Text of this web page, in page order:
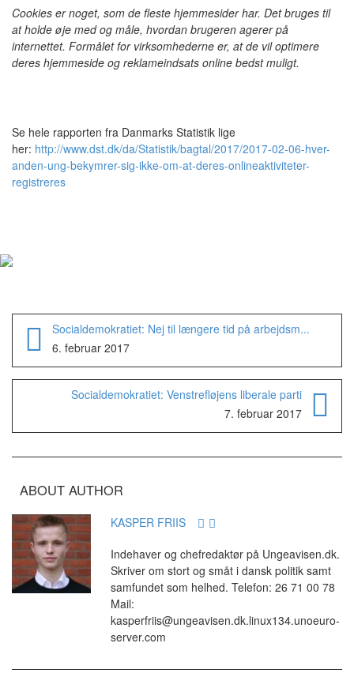
Cookies er noget, som de fleste hjemmesider har. Det bruges til
at holde øje med og måle, hvordan brugeren agerer på
internettet. Formålet for virksomhederne er, at de vil optimere
deres hjemmeside og reklameindsats online bedst muligt.
Se hele rapporten fra Danmarks Statistik lige
her: http://www.dst.dk/da/Statistik/bagtal/2017/2017-02-06-hver-
anden-ung-bekymrer-sig-ikke-om-at-deres-onlineaktiviteter-
registreres
Socialdemokratiet: Nej til længere tid på arbejdsm...
6. februar 2017
Socialdemokratiet: Venstrefløjens liberale parti
7. februar 2017
ABOUT AUTHOR
KASPER FRIIS
Indehaver og chefredaktør på Ungeavisen.dk.
Skriver om stort og småt i dansk politik samt
samfundet som helhed. Telefon: 26 71 00 78
Mail:
kasperfriis@ungeavisen.dk.linux134.unoeuro-
server.com